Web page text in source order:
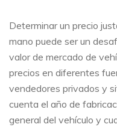
Determinar un precio
mano puede ser un
valor de mercado de
precios en diferentes
vendedores privados y
cuenta el año de
general del vehículo y